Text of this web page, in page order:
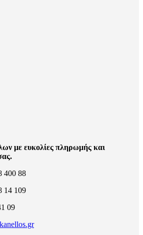
με ευκολίες πληρωμής και
400 88
14 109
09